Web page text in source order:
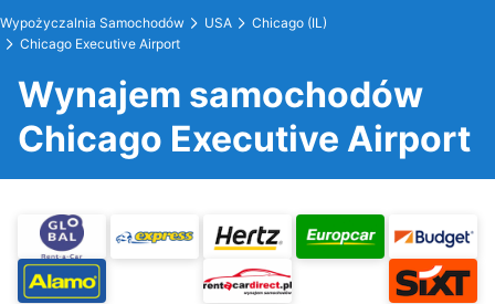
Wypożyczalnia Samochodów USA
Chicago (IL)
Chicago Executive Airport
Wynajem samochodów
Chicago Executive Airport